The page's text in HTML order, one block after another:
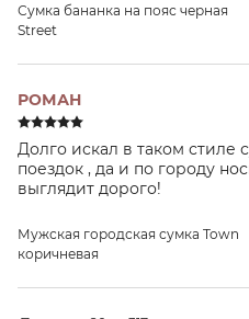
Сумка бананка на пояс черная
Street
РОМАН
Долго искал в таком стиле
поездок , да и по городу
выглядит дорого!
Мужская городская сумка Town
коричневая